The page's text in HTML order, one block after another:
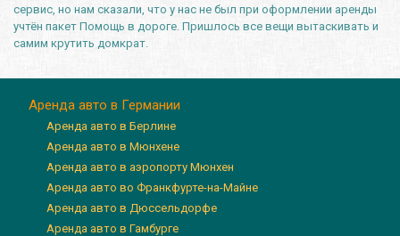
сервис, но нам сказали, что у нас не был при оформлении аренды
учтён пакет Помощь в дороге. Пришлось все вещи вытаскивать и
самим крутить домкрат.
Аренда авто в Германии
Аренда авто в Берлине
Аренда авто в Мюнхене
Аренда авто в аэропорту Мюнхен
Аренда авто во Франкфурте-на-Майне
Аренда авто в Дюссельдорфе
Аренда авто в Гамбурге